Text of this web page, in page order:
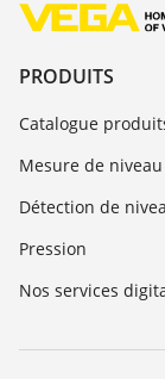
PRODUITS
Catalogue
Mesure de niveau
Détection de
Pression
Nos services